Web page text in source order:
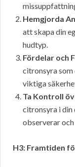
Hemgjorda
att skapa din
hudtyp.
Fördelar och
citronsyra som
viktiga
Ta Kontroll
citronsyra i din
observerar
H3: Framtiden